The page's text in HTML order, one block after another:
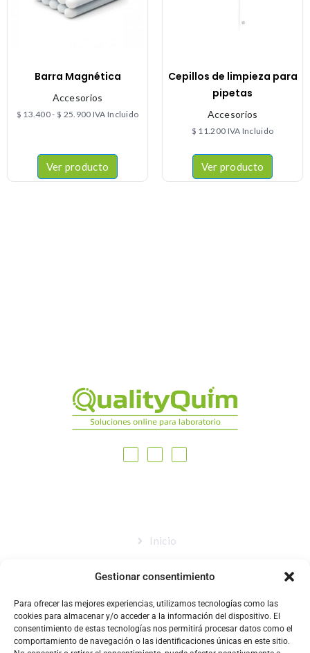
Gestionar consentimiento
Para ofrecer las mejores experiencias, utilizamos tecnologías como las
cookies para almacenar y/o acceder a la información del dispositivo. El
consentimiento de estas tecnologías nos permitirá procesar datos como el
comportamiento de navegación o las identificaciones únicas en este sitio.
Barra Magnética
Accesorios
$ 13.400- $ 25.900 IVA Incluido
Ver producto
Cepillos de limpieza para
pipetas
Accesorios
$ 11.200 IVA Incluido
Ver producto
Inicio
Catálogo
Blog